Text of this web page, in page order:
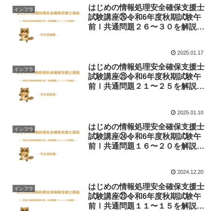
インフラ
はじめの情報処理安全確保支援士
試験講座㉖令和6年度秋期試験午
前Ⅰ共通問題２６〜３０を解説し
2025.01.17
インフラ
はじめの情報処理安全確保支援士
試験講座㉕令和6年度秋期試験午
前Ⅰ共通問題２１〜２５を解説し
2025.01.10
インフラ
はじめの情報処理安全確保支援士
試験講座㉔令和6年度秋期試験午
前Ⅰ共通問題１６〜２０を解説し
2024.12.20
インフラ
はじめの情報処理安全確保支援士
試験講座㉓令和6年度秋期試験午
前Ⅰ共通問題１１〜１５を解説し